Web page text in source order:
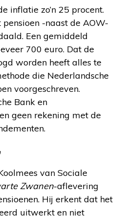
inflatie zo’n 25 procent.
-naast de AOW-
Een gemiddeld
700 euro. Dat de
worden heeft alles te
die Nederlandsche
voorgeschreven.
Bank en
geen rekening met de
van Sociale
Zwanen-aflevering
Hij erkent dat het
uitwerkt en niet